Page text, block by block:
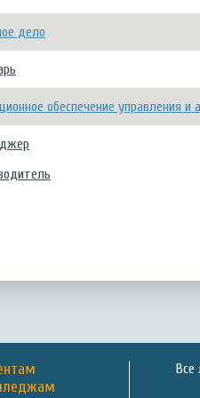
дело
обеспечение управления и
Все